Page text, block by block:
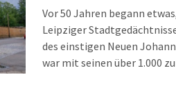
Vor 50 Jahren begann
Leipziger
des einstigen Neuen
war mit seinen über 1.000